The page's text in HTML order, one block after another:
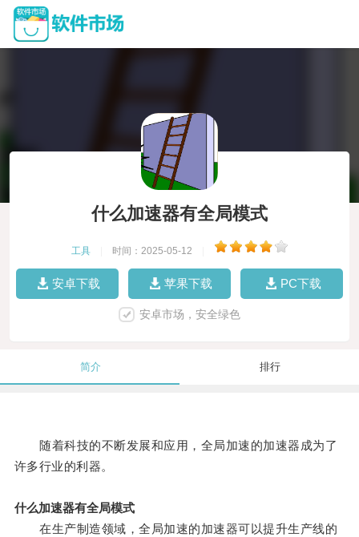
什么加速器有全局模式
工具 时间：2025-05-12
安卓下载 苹果下载 PC下载
安卓市场，安全绿色
简介 排行
随着科技的不断发展和应用，全局加速的加速器成为了
许多行业的利器。
什么加速器有全局模式
在生产制造领域，全局加速的加速器可以提升生产线的